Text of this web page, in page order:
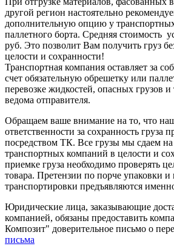
другой регион настоятельно
дополнительную опцию у
паллетного борта. Средняя стоимость
руб. Это позволит Вам получить груз
целости и сохранности!
Транспортная компания оставляет за
счет обязательную обрешетку или
перевозке жидкостей, опасных грузов и
ведома отправителя.
Обращаем ваше внимание на то, что
ответственности за сохранность груза
посредством ТК. Все грузы мы сдаем
транспортных компаний в целости и
приемке груза необходимо проверять
товара. Претензии по порче упаковки и
транспортировки предъявляются
Юридические лица, заказывающие
компанией, обязаны предоставить
Композит" доверительное письмо о
письма